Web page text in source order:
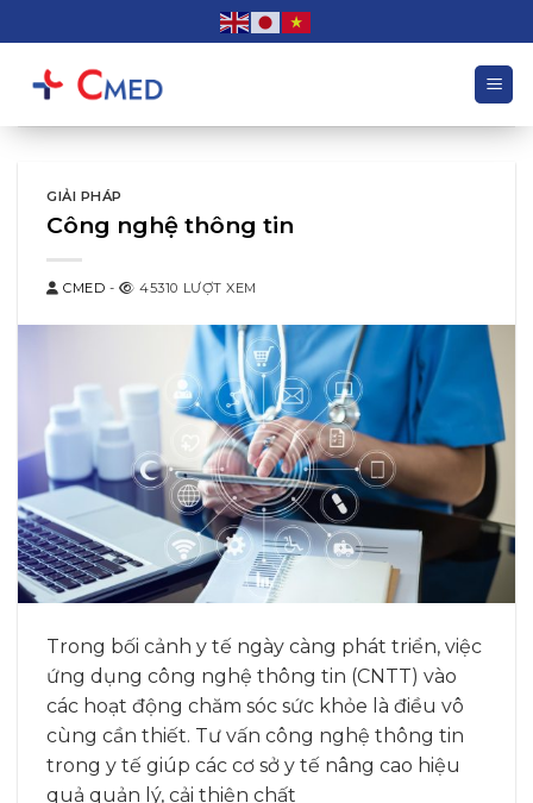
đến
dung
GIẢI PHÁP
Công nghệ thông tin
CMED - 45310 LƯỢT XEM
Trong bối cảnh y tế ngày càng phát triển, việc
ứng dụng công nghệ thông tin (CNTT) vào
các hoạt động chăm sóc sức khỏe là điều vô
cùng cần thiết. Tư vấn công nghệ thông tin
trong y tế giúp các cơ sở y tế nâng cao hiệu
quả quản lý, cải thiện chất